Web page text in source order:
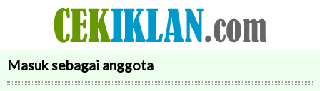
Masuk sebagai anggota